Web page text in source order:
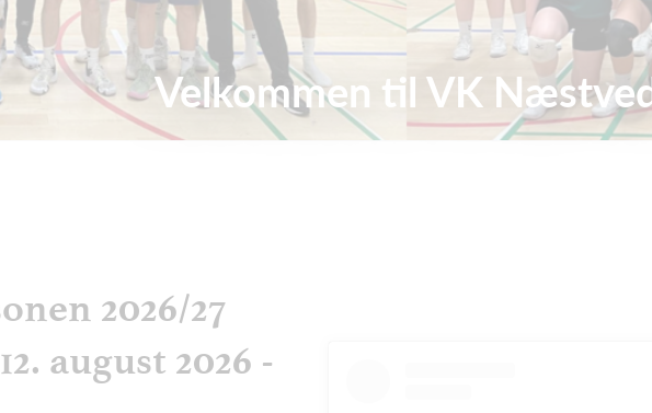
Velkommen til VK
2026/27
august 2026 -